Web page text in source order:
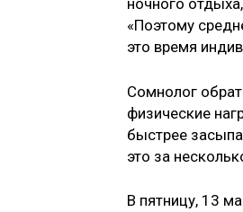
ночного
«Поэтому
это время
Сомнолог
физические
быстрее
это за
В пятницу, 13